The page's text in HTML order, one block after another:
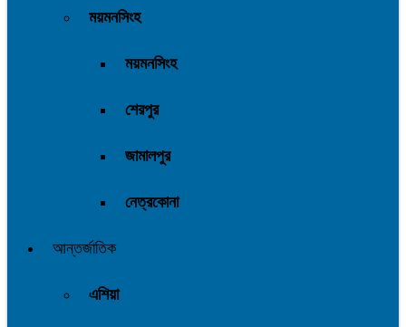
ময়মনসিংহ
ময়মনসিংহ
শেরপুর
জামালপুর
নেত্রকোনা
আন্তর্জাতিক
এশিয়া